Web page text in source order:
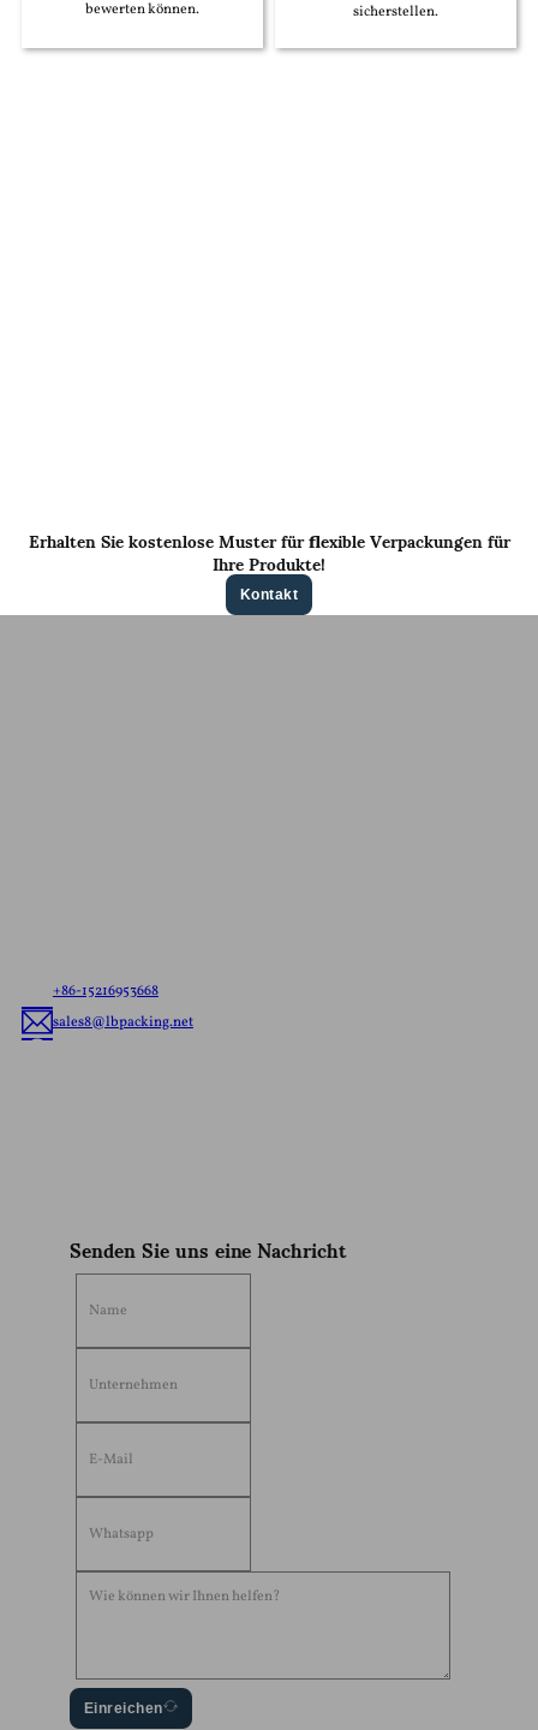
bewerten können. sicherstellen.
Erhalten Sie kostenlose Muster für flexible Verpackungen für
Ihre Produkte!
Kontakt
+86-15216953668
sales8@lbpacking.net
Senden Sie uns eine Nachricht
Einreichen